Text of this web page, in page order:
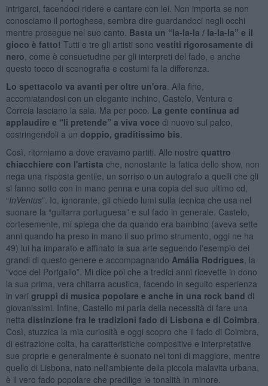
intrigarci, facendoci ridere e cantare con lei. Non importa se non
conosciamo il portoghese, sembra dire guardandoci negli occhi
mentre prosegue nel suo canto. Basta un “la-la-la / la-la-la” e il
gioco è fatto! Tutti e tre gli artisti sono vestiti rigorosamente di
nero , come è consuetudine per gli interpreti del fado, e anche
questo tocco di scenografia e costumi fa la differenza.
Lo spettacolo va avanti per oltre un'ora . Alla fine,
accomiatandosi con un elegante inchino, Castelo, Ventura e
Correia lasciano la sala. Ma per poco. La gente continua ad
applaudire e “li pretende” a viva voce di nuovo sul palco,
costringendoli a un doppio, graditissimo bis
Così, ritorniamo a dove eravamo partiti. Alle nostre quattro
chiacchiere con l'artista che, nonostante la fatica dello show, non
nega una risposta gentile, un sorriso o un autografo a quelli che gli
si fanno sotto con in mano penna e una copia del suo ultimo cd,
“InVentus”. Io, ignorante, gli chiedo lumi sulla tecnica che usa nel
suonare la “guitarra portuguesa” e sul fado in generale. Castelo,
cortesemente, mi spiega che da quando era bambino (aveva sette
anni quando ha preso in mano il suo primo strumento, oggi ne ha
49) lui ha imparato e affinato la sua arte seguendo l'esempio dei
grandi di questo genere e accompagnando Amália Rodrigues , la
“voce del Portgallo”. Mi dice poi che a tredici anni ricevette in dono
la sua prima, vera chitarra acustica, facendo in seguito esperienza
in vari gruppi di musica popolare e anche in una rock band di
giovanissimi. Infine, Castello mi parla della necessità di fare una
netta distinzione fra le tradizioni fado di Lisbona e di Coimbra
Così, stuzzica la mia curiosità e oggi scopro che il fado di Coimbra,
di estrazione colta, ha caratteristiche compositive e interpretative
sue proprie e generalmente è suonato nei toni di maggiore, mentre
quello di Lisbona, nato nell'ambiente della piccola malavita urbana,
è il vero fado popolare che predilige le tonalità in minore.